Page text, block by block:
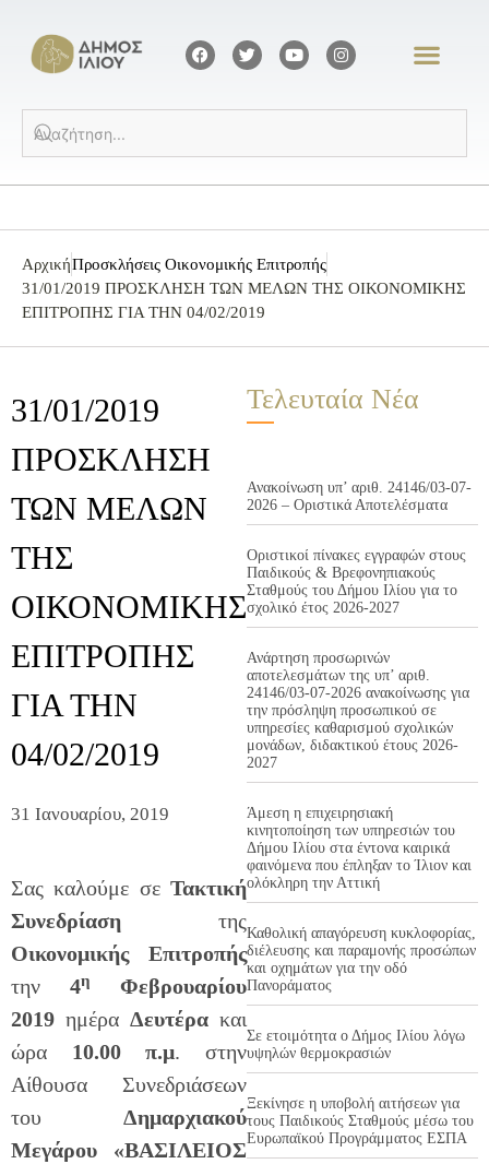
ΑρχικήΠροσκλήσεις Οικονομικής Επιτροπής
31/01/2019 ΠΡΟΣΚΛΗΣΗ ΤΩΝ ΜΕΛΩΝ ΤΗΣ ΟΙΚΟΝΟΜΙΚΗΣ
ΕΠΙΤΡΟΠΗΣ ΓΙΑ ΤΗΝ 04/02/2019
31/01/2019
ΠΡΟΣΚΛΗΣΗ
ΤΩΝ ΜΕΛΩΝ
ΤΗΣ
ΟΙΚΟΝΟΜΙΚΗΣ
ΕΠΙΤΡΟΠΗΣ
ΓΙΑ ΤΗΝ
04/02/2019
31 Ιανουαρίου, 2019
Σας καλούμε σε Τακτική
Συνεδρίαση της
Οικονομικής Επιτροπής
την 4η
Φεβρουαρίου
2019 ημέρα Δευτέρα και
ώρα 10.00 π.μ. στην
Αίθουσα Συνεδριάσεων
του Δημαρχιακού
Μεγάρου «ΒΑΣΙΛΕΙΟΣ
Τελευταία Νέα
Ανακοίνωση υπ’ αριθ. 24146/03-07-
2026 – Οριστικά Αποτελέσματα
Οριστικοί πίνακες εγγραφών στους
Παιδικούς & Βρεφονηπιακούς
Σταθμούς του Δήμου Ιλίου για το
σχολικό έτος 2026-2027
Ανάρτηση προσωρινών
αποτελεσμάτων της υπ’ αριθ.
24146/03-07-2026 ανακοίνωσης για
την πρόσληψη προσωπικού σε
υπηρεσίες καθαρισμού σχολικών
μονάδων, διδακτικού έτους 2026-
2027
Άμεση η επιχειρησιακή
κινητοποίηση των υπηρεσιών του
Δήμου Ιλίου στα έντονα καιρικά
φαινόμενα που έπληξαν το Ίλιον και
ολόκληρη την Αττική
Καθολική απαγόρευση κυκλοφορίας,
διέλευσης και παραμονής προσώπων
και οχημάτων για την οδό
Πανοράματος
Σε ετοιμότητα ο Δήμος Ιλίου λόγω
υψηλών θερμοκρασιών
Ξεκίνησε η υποβολή αιτήσεων για
τους Παιδικούς Σταθμούς μέσω του
Ευρωπαϊκού Προγράμματος ΕΣΠΑ